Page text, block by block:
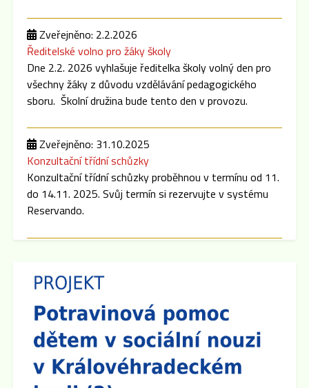
Zveřejněno: 2.2.2026
Ředitelské volno pro žáky školy
Dne 2.2. 2026 vyhlašuje ředitelka školy volný den pro
všechny žáky z důvodu vzdělávání pedagogického
sboru. Školní družina bude tento den v provozu.
Zveřejněno: 31.10.2025
Konzultační třídní schůzky
Konzultační třídní schůzky proběhnou v termínu od 11.
do 14.11. 2025. Svůj termín si rezervujte v systému
Reservando.
Dne 15.9. 2025 cca v 16:00 hod se po skončení
Plenární schůze SRPŠ budou konat třídní schůzky
jednotlivých tříd. Pokud dojde k malému zpoždění,
předem se omlouváme, učitelský sbor se půjde nejprve
představit do prvních a šestých tříd.